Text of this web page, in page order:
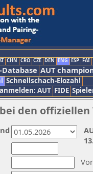
CHN CRO CZE DEN ENG ESP FAI
AUT
Schnellschach-Elozahl
AUT FIDE
den offiziellen